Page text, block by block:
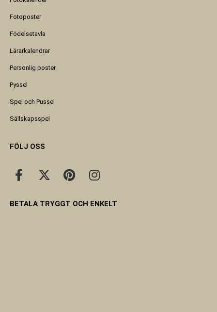
Fotoposter
Födelsetavla
Lärarkalendrar
Personlig poster
Pyssel
Spel och Pussel
Sällskapsspel
FÖLJ OSS
BETALA TRYGGT OCH ENKELT